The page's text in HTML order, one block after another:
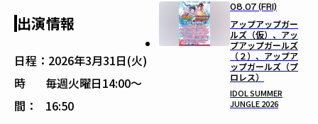
出演情報
日程： 2026年3月31日(火)
時
間：
毎週火曜日14:00〜
16:50
08.07 (FRI)
アップアップガー
ルズ（仮）、アッ
プアップガールズ
（２）、アップア
ップガールズ（プ
ロレス）
IDOL SUMMER
JUNGLE 2026